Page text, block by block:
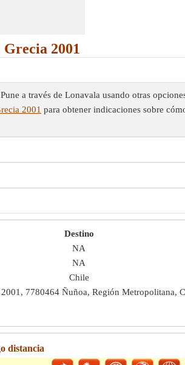
2001
a través de Lonavala usando otras
2001 para obtener indicaciones sobre
Destino
NA
NA
Chile
7780464 Ñuñoa, Región Metropolitana,
distancia